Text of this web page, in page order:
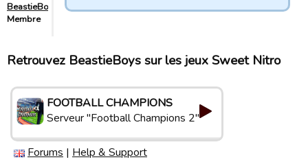
BeastieBoys
Membre
Retrouvez BeastieBoys sur les jeux Sweet Nitro
FOOTBALL CHAMPIONS
Serveur "Football Champions 2"
Forums | Help & Support